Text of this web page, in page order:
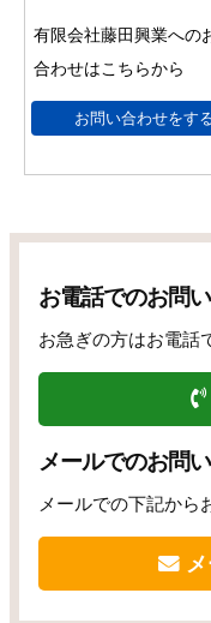
有限会社藤田興業への
合わせはこちらから
お問い合わせをす
お電話でのお問
お急ぎの方はお電話
メールでのお問
メールでの下記から
メ